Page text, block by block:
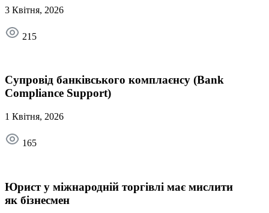
3 Квітня, 2026
215
Супровід банківського комплаєнсу (Bank
Compliance Support)
1 Квітня, 2026
165
Юрист у міжнародній торгівлі має мислити
як бізнесмен